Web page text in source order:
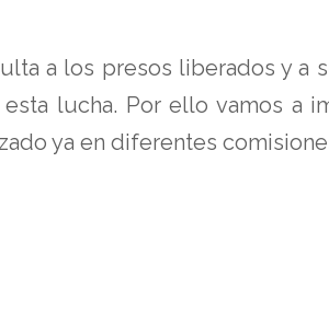
a los presos liberados y a
lucha. Por ello vamos a
ya en diferentes